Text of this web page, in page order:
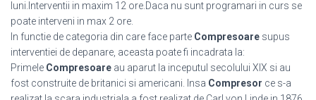
luni.Interventii in maxim 12 ore.Daca nu sunt programari in curs se
poate interveni in max 2 ore.
In functie de categoria din care face parte Compresoare supus
interventiei de depanare, aceasta poate fi incadrata la:
Primele Compresoare au aparut la inceputul secolului XIX si au
fost construite de britanici si americani. Insa Compresor ce s-a